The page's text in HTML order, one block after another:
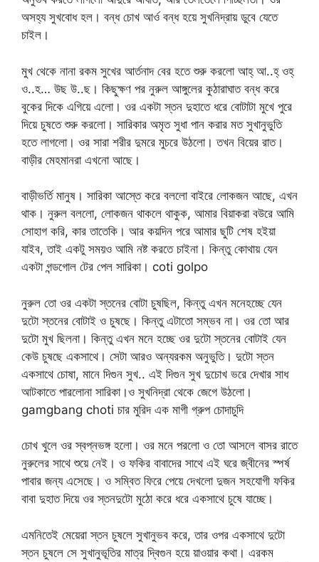
অসহ্য সুখবোধ হল। বন্ধ চোখ আর্ও বন্ধ হয়ে সুখনিদ্রায় ডুবে যেতে
চাইল।
মুখ থেকে নানা রকম সুখের আর্তনাদ বের হতে শুরু করলো আহ্ আ..হ্ ওহ্
ও..হ… উছ উ..ছ। কিছুক্ষণ পর নুরুল আঙ্গুলের কুঠারাঘাত বন্ধ করে
বুকের দিকে এগিয়ে এলো। ওর একটা স্তন দুহাতে ধরে বোটাটা মুখে পুরে
দিয়ে চুষতে শুরু করলো। সারিকার অমৃত সুধা পান করার মত সুখানুভুতি
হতে লাগলো। ওর সারা শরীর দুমরে মুচরে উঠলো। তখন বিয়ের রাত।
বাড়ীর মেহমানরা এখনো আছে।
বাড়ীভর্তি মানুষ। সারিকা আস্তে করে বললো বাইরে লোকজন আছে, এখন
থাক। নুরুল বললো, লোকজন থাকলে থাকুক, আমার বিয়াকরা বউরে আমি
সোহাগ করি, কার তাতেকি। আর কয়দিন পরে আমার ছুটি শেষ হইয়া
যাইব, তাই একটু সময়ও আমি নষ্ট করতে চাইনা। কিন্তু কোথায় যেন
একটা গন্ডগোল টের পেল সারিকা। coti golpo
নুরুল তো ওর একটা স্তনের বোটা চুষছিল, কিন্তু এখন মনেহচ্ছে যেন
দুটো স্তনের বোটাই ও চুষছে। কিন্তু এটাতো সম্ভব না। ওর তো আর
দুটো মুখ ছিলনা। কিন্তু এখন মনে হচ্ছে ওর দুটো স্তনের বোটাই যেন
কেউ চুষছে একসাথে। সেটা আরও অন্যরকম অনুভুতি। দুটো স্তন
একসাথে চোষা, মানে দিগুন সুখ.. এই দিগুন সুখ দুচোখ ভরে দেখার সাধ
আটকাতে পারলোনা সারিকা।ও সুখনিদ্রা থেকে জেগে উঠলো।
gamgbang choti চার মুরিদ এক মাগী গ্রুপ চোদাচুদি
চোখ খুলে ওর স্বপ্নভঙ্গ হলো। ওর মনে পরলো ও তো আসলে বাসর রাতে
নুরুলের সাথে শুয়ে নেই। ও ফকির বাবাদের সাথে এই ঘরে জ্বীনের স্পর্ষ
পাবার জন্য এসেছে। ও সম্বিত ফিরে পেয়ে দেখলো দুজন সহযোগী ফকির
বাবা দুহাত দিয়ে ওর স্তনদুটো মুঠো করে ধরে একসাথে চুষে যাচ্ছে।
এমনিতেই মেয়েরা স্তন চুষলে সুখানুভব করে, তার ওপর একসাথে দুটো
স্তন চুষলে সে সুখানুভূতির মাত্র দ্বিগুন হয়ে য়াওয়ার কথা। এরকম